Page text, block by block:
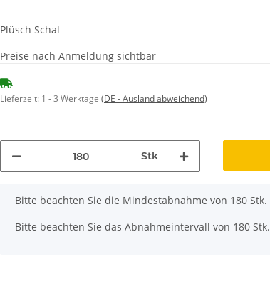
Plüsch Schal
Preise nach Anmeldung sichtbar
Lieferzeit: 1 - 3 Werktage (DE - Ausland abweichend)
Stk
x
Bitte beachten Sie die Mindestabnahme von 180 Stk.
Bitte beachten Sie das Abnahmeintervall von 180 Stk.